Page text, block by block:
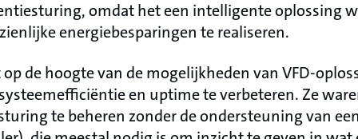
omdat het een intelligente oplossing
energiebesparingen te realiseren.
de hoogte van de mogelijkheden van VFD-
en uptime te verbeteren. Ze
te beheren zonder de ondersteuning van